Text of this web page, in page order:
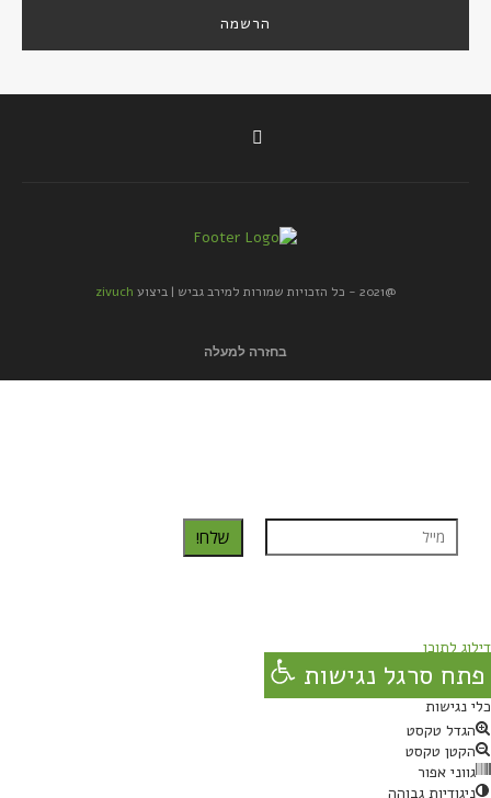
@2021 - כל הזכויות שמורות למירב גביש | ביצוע zivuch
בחזרה למעלה
שלח!
דילוג לתוכן
פתח סרגל נגישות
כלי נגישות
הגדל טקסט
הקטן טקסט
גווני אפור
ניגודיות גבוהה